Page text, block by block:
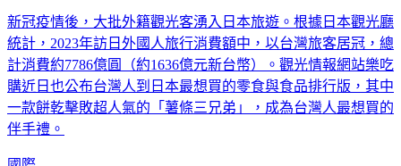
新冠疫情後，大批外籍觀光客湧入日本旅遊。根據日本觀光廳
統計，2023年訪日外國人旅行消費額中，以台灣旅客居冠，總
計消費約7786億圓（約1636億元新台幣）。觀光情報網站樂吃
購近日也公布台灣人到日本最想買的零食與食品排行版，其中
一款餅乾擊敗超人氣的「薯條三兄弟」，成為台灣人最想買的
伴手禮。